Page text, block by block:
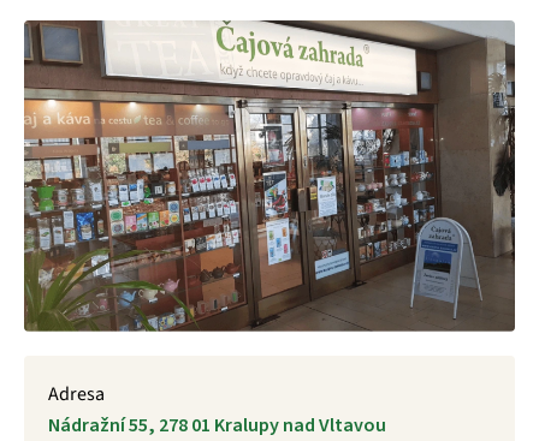
Adresa
Nádražní 55, 278 01 Kralupy nad Vltavou